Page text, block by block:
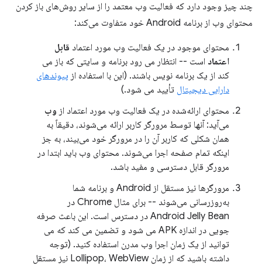
چند چیز وجود دارد که فعالیت وب معتمد را از سایر روش‌های باز کردن
محتوای وب از برنامه Android خود متفاوت می‌کند:
محتوای موجود در یک فعالیت وب مورد اعتماد قابل
اعتماد است -- انتظار می رود برنامه و سایتی که باز می
کند از یک برنامه نویس باشند. (این با استفاده از پیوندهای
دارایی دیجیتال تأیید می شود.)
محتوای ارائه‌شده در یک فعالیت وب مورد اعتماد از وب
می‌آید: آنها توسط مرورگر کاربر ارائه می‌شوند، دقیقاً به
همان شکلی که کاربر آن را در مرورگر خود می‌بیند، به جز
اینکه تمام صفحه اجرا می‌شوند. محتوای وب باید ابتدا در
مرورگر قابل دسترسی و مفید باشد.
مرورگرها نیز مستقل از Android و برنامه شما
به‌روزرسانی می‌شوند -- برای مثال Chrome در
Android Jelly Bean در دسترس است. این باعث صرفه
جویی در اندازه APK می شود و تضمین می کند که می
توانید از یک زمان اجرا وب مدرن استفاده کنید. (توجه
داشته باشید که از زمان Lollipop، WebView نیز مستقل